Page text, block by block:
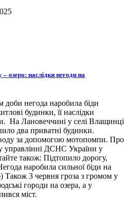
– озеро: наслідки негоди на
доби негода наробила біди
будинки, її наслідки
На Лановеччині у селі Влащинці
два приватні будинки.
за допомогою мотопомпи. Про
управлінні ДСНС України у
також: Підтопило дорогу,
наробила сильної біди на
Також 3 червня гроза з громом у
городи на озера, а у
міст.